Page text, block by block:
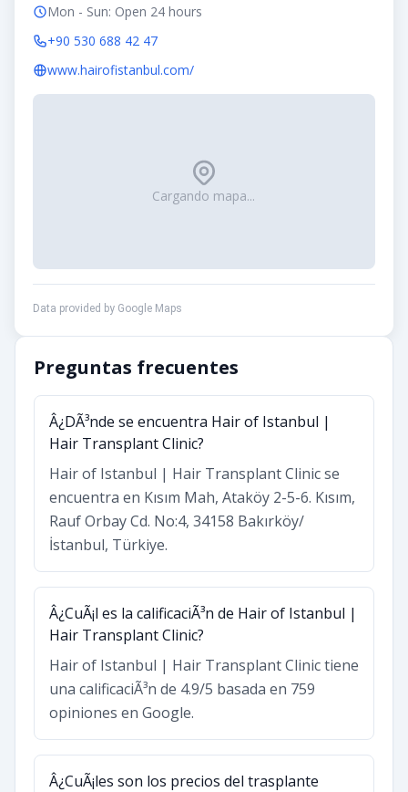
Mon - Sun: Open 24 hours
+90 530 688 42 47
www.hairofistanbul.com/
Cargando mapa...
Data provided by Google Maps
Preguntas frecuentes
Â¿DÃ³nde se encuentra Hair of Istanbul |
Hair Transplant Clinic?
Hair of Istanbul | Hair Transplant Clinic se
encuentra en Kısım Mah, Ataköy 2-5-6. Kısım,
Rauf Orbay Cd. No:4, 34158 Bakırköy/
İstanbul, Türkiye.
Â¿CuÃ¡l es la calificaciÃ³n de Hair of Istanbul |
Hair Transplant Clinic?
Hair of Istanbul | Hair Transplant Clinic tiene
una calificaciÃ³n de 4.9/5 basada en 759
opiniones en Google.
Â¿CuÃ¡les son los precios del trasplante